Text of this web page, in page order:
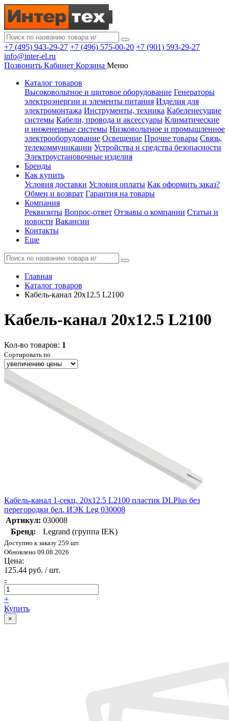
+7 (495) 943-29-27 +7 (496) 575-00-20 +7 (901) 593-29-27
info@inter-el.ru
Позвонить Кабинет Корзина Меню
Каталог товаров
Высоковольтное и щитовое оборудование Генераторы
электроэнергии и элементы питания Изделия для
электромонтажа Инструменты, техника Кабеленесущие
системы Кабели, провода и аксессуары Климатические
и инженерные системы Низковольтное и промышленное
электрооборудование Освещение Прочие товары Связь,
телекоммуникации Устройства и средства безопасности
Электроустановочные изделия
Бренды
Как купить
Условия доставки Условия оплаты Как оформить заказ?
Обмен и возврат Гарантия на товары
Компания
Реквизиты Вопрос-ответ Отзывы о компании Статьи и
новости Вакансии
Контакты
Еще
Главная
Каталог товаров
Кабель-канал 20х12.5 L2100
Кабель-канал 20х12.5 L2100
Кол-во товаров: 1
Сортировать по
Кабель-канал 1-секц. 20х12.5 L2100 пластик DLPlus без
перегородки бел. ИЭК Leg 030008
Артикул: 030008
Бренд:
Legrand (группа IEK)
Доступно к заказу 259 шт.
Обновлено 09.08.2026
Цена:
125.44 руб. / шт.
-
+
Купить
×